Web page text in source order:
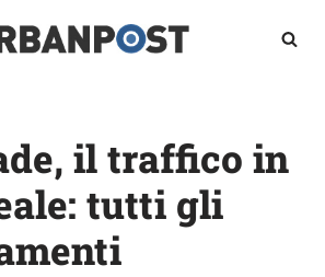
il traffico in
tutti gli